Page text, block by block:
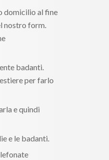
domicilio al fine
nostro form.
badanti.
per farlo
e quindi
e le badanti.